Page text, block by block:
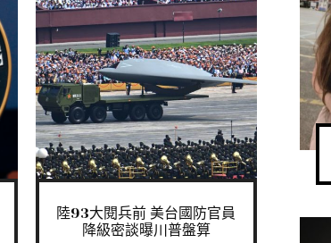
陸93大閱兵前 美台國防官員
降級密談曝川普盤算